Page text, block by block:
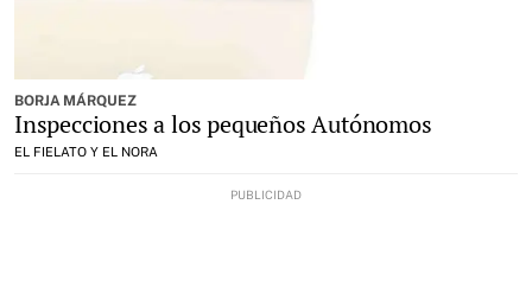
BORJA MÁRQUEZ
Inspecciones a los pequeños Autónomos
EL FIELATO Y EL NORA